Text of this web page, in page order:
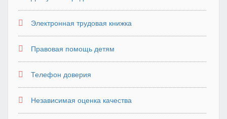
Электронная трудовая книжка
Правовая помощь детям
Телефон доверия
Независимая оценка качества